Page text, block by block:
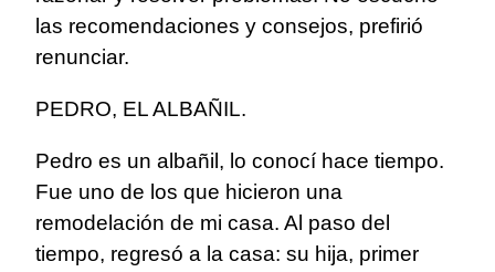
las recomendaciones y consejos, prefirió
renunciar.
PEDRO, EL ALBAÑIL.
Pedro es un albañil, lo conocí hace tiempo.
Fue uno de los que hicieron una
remodelación de mi casa. Al paso del
tiempo, regresó a la casa: su hija, primer